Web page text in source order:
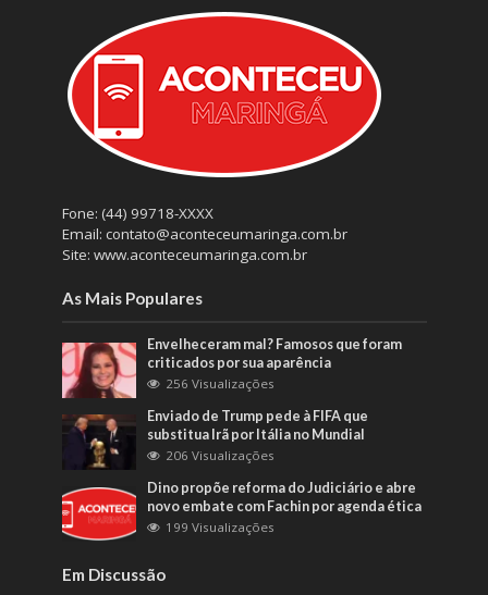
Fone: (44) 99718-XXXX
Email: contato@aconteceumaringa.com.br
Site: www.aconteceumaringa.com.br
As Mais Populares
Envelheceram mal? Famosos que foram
criticados por sua aparência
256 Visualizações
Enviado de Trump pede à FIFA que
substitua Irã por Itália no Mundial
206 Visualizações
Dino propõe reforma do Judiciário e abre
novo embate com Fachin por agenda ética
199 Visualizações
Em Discussão